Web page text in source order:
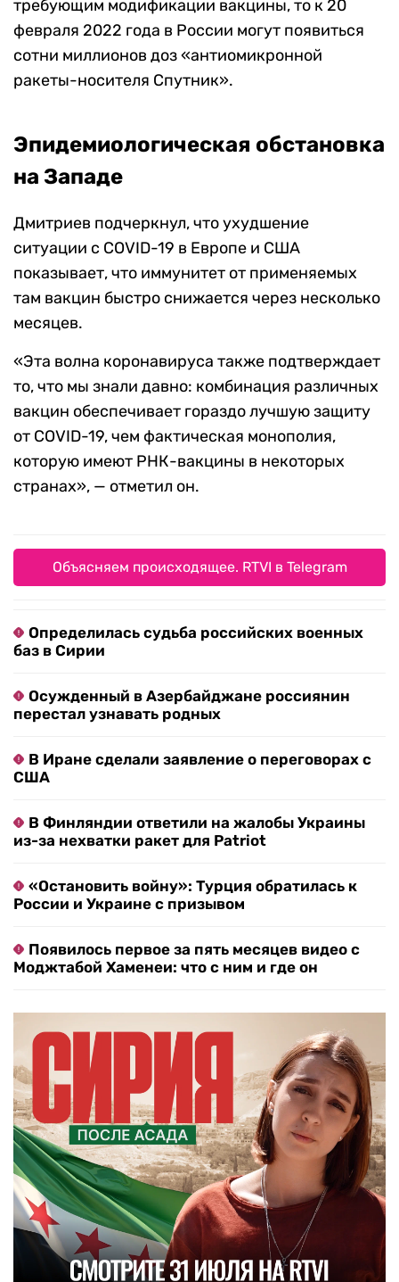
требующим модификации вакцины, то к 20
февраля 2022 года в России могут появиться
сотни миллионов доз «антиомикронной
ракеты-носителя Спутник».
Эпидемиологическая обстановка
на Западе
Дмитриев подчеркнул, что ухудшение
ситуации с COVID-19 в Европе и США
показывает, что иммунитет от применяемых
там вакцин быстро снижается через несколько
месяцев.
«Эта волна коронавируса также подтверждает
то, что мы знали давно: комбинация различных
вакцин обеспечивает гораздо лучшую защиту
от COVID-19, чем фактическая монополия,
которую имеют РНК-вакцины в некоторых
странах», — отметил он.
Объясняем происходящее. RTVI в Telegram
Определилась судьба российских военных
баз в Сирии
Осужденный в Азербайджане россиянин
перестал узнавать родных
В Иране сделали заявление о переговорах с
США
В Финляндии ответили на жалобы Украины
из-за нехватки ракет для Patriot
«Остановить войну»: Турция обратилась к
России и Украине с призывом
Появилось первое за пять месяцев видео с
Моджтабой Хаменеи: что с ним и где он